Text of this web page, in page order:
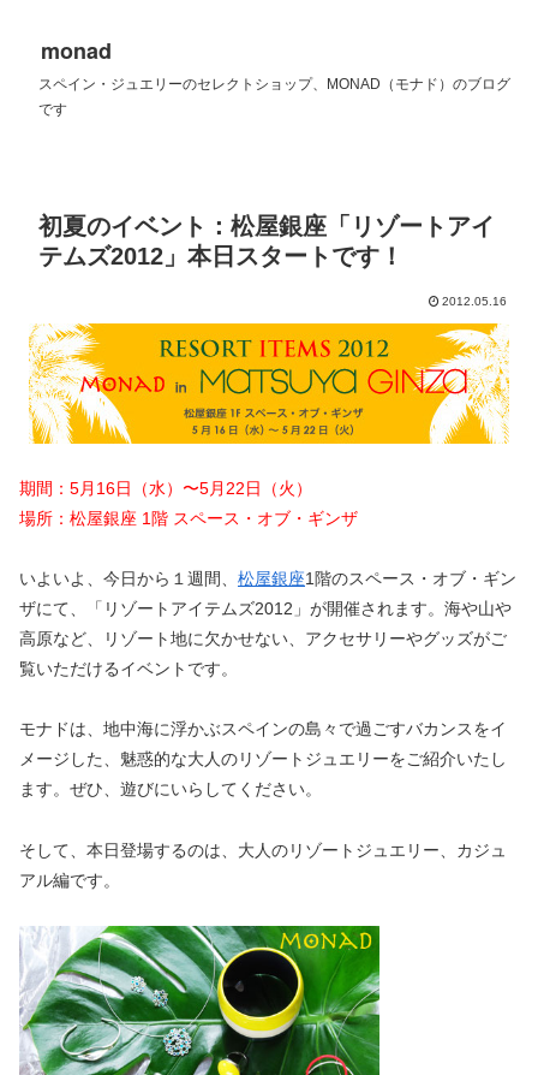
monad
スペイン・ジュエリーのセレクトショップ、MONAD（モナド）のブログ
です
初夏のイベント：松屋銀座「リゾートアイ
テムズ2012」本日スタートです！
2012.05.16
期間：5月16日（水）〜5月22日（火）
場所：松屋銀座 1階 スペース・オブ・ギンザ
いよいよ、今日から１週間、 松屋銀座1階のスペース・オブ・ギン
ザにて、「リゾートアイテムズ2012」が開催されます。海や山や
高原など、リゾート地に欠かせない、アクセサリーやグッズがご
覧いただけるイベントです。
モナドは、地中海に浮かぶスペインの島々で過ごすバカンスをイ
メージした、魅惑的な大人のリゾートジュエリーをご紹介いたし
ます。ぜひ、遊びにいらしてください。
そして、本日登場するのは、大人のリゾートジュエリー、カジュ
アル編です。